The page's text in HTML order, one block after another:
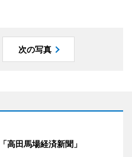
次の写真
高田馬場経済新聞」